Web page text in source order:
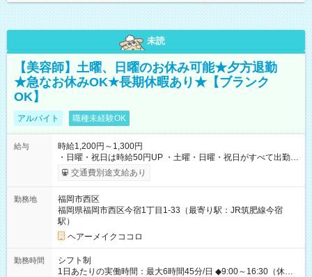
未読
【美容師】土曜、日曜のお休み可能★夕方退勤
★急なお休みOK★長期休暇あり★【ブランク
OK】
アルバイト 職種未経験OK
給与
時給1,200円～1,300円
・日曜・祝日は時給50円UP ・土曜・日曜・祝日がすべて出勤可
能な方は、日曜・祝日の時給1,300円（入社から半年間は時給
1,250円になります) 【試用期間】試用期間あり 試用期間の長
ます。 雇用形態：本採用時と同じです。 給与：時給 1,200
円 ～ 1,250円
交通費別途支給あり
勤務地
福岡市西区
福岡県福岡市西区今宿1丁目1-33（最寄り駅：JR筑肥線今宿
駅）
ヘアーメイクココロ
勤務時間
シフト制
1日あたりの実働時間：最大6時間45分/日 ◆9:00～16:30（休憩